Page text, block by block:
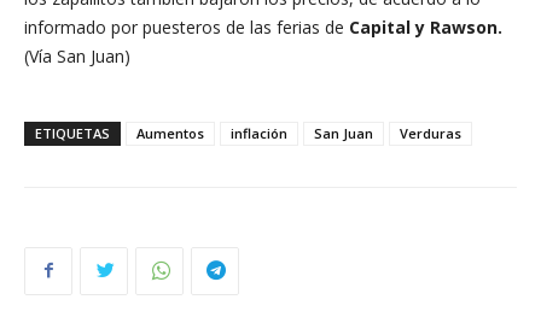
informado por puesteros de las ferias de Capital y Rawson.
(Vía San Juan)
ETIQUETAS Aumentos inflación San Juan Verduras